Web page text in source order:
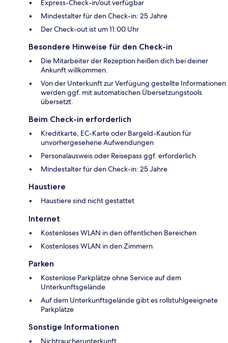
Express-Check-in/out verfügbar
Mindestalter für den Check-in: 25 Jahre
Der Check-out ist um 11:00 Uhr
Besondere Hinweise für den Check-in
Die Mitarbeiter der Rezeption heißen dich bei deiner
Ankunft willkommen.
Von der Unterkunft zur Verfügung gestellte Informationen
werden ggf. mit automatischen Übersetzungstools
übersetzt.
Beim Check-in erforderlich
Kreditkarte, EC-Karte oder Bargeld-Kaution für
unvorhergesehene Aufwendungen
Personalausweis oder Reisepass ggf. erforderlich
Mindestalter für den Check-in: 25 Jahre
Haustiere
Haustiere sind nicht gestattet
Internet
Kostenloses WLAN in den öffentlichen Bereichen
Kostenloses WLAN in den Zimmern
Parken
Kostenlose Parkplätze ohne Service auf dem
Unterkunftsgelände
Auf dem Unterkunftsgelände gibt es rollstuhlgeeignete
Parkplätze
Sonstige Informationen
Nichtraucherunterkunft